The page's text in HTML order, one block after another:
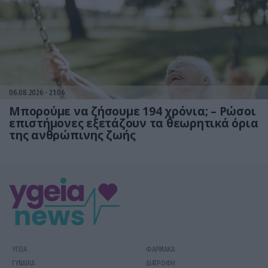
06.08.2026 21:06
Μπορούμε να ζήσουμε 194 χρόνια; – Ρώσοι
επιστήμονες εξετάζουν τα θεωρητικά όρια
της ανθρώπινης ζωής
ΥΓΕΙΑ
ΦΑΡΜΑΚΑ
ΓΥΝΑΙΚΑ
ΔΙΑΤΡΟΦΗ